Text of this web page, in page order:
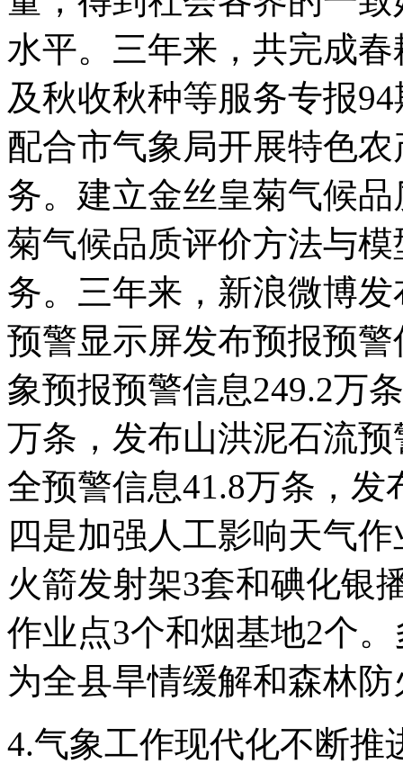
水平。三年来，共完成
及秋收秋种等服务专报
配合市气象局开展特色
务。建立金丝皇菊气候
菊气候品质评价方法与
务。三年来，新浪微博
预警显示屏发布预报预
象预报预警信息249.2万
万条，发布山洪泥石流
全预警信息41.8万条，
四是加强人工影响天气
火箭发射架3套和碘化银
作业点3个和烟基地2个
为全县旱情缓解和森林
4.气象工作现代化不断推